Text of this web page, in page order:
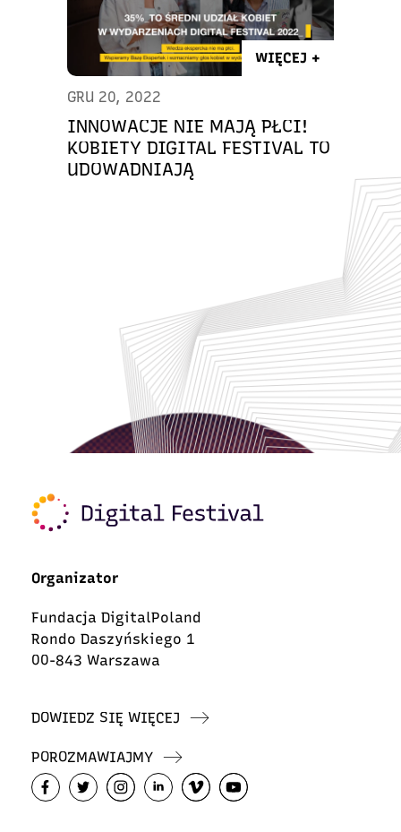
WIĘCEJ +
GRU 20, 2022
INNOWACJE NIE MAJĄ PŁCI!
KOBIETY DIGITAL FESTIVAL TO
UDOWADNIAJĄ
Organizator
Fundacja DigitalPoland
Rondo Daszyńskiego 1
00-843 Warszawa
DOWIEDZ SIĘ WIĘCEJ
POROZMAWIAJMY